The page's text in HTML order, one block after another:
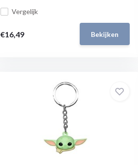
Vergelijk
€16,49 Bekijken